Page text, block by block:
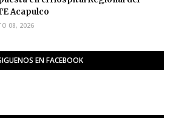
Acapulco
08, 2026
EN FACEBOOK